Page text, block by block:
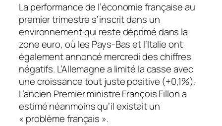
La performance de l’économie française au
premier trimestre s’inscrit dans un
environnement qui reste déprimé dans la
zone euro, où les Pays-Bas et l’Italie ont
également annoncé mercredi des chiffres
négatifs. L’Allemagne a limité la casse avec
une croissance tout juste positive (+0,1%).
L’ancien Premier ministre François Fillon a
estimé néanmoins qu’il existait un
« problème français ».